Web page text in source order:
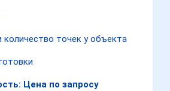
количество точек у объекта
Цена по запросу